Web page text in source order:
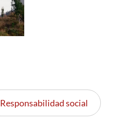
Responsabilidad social